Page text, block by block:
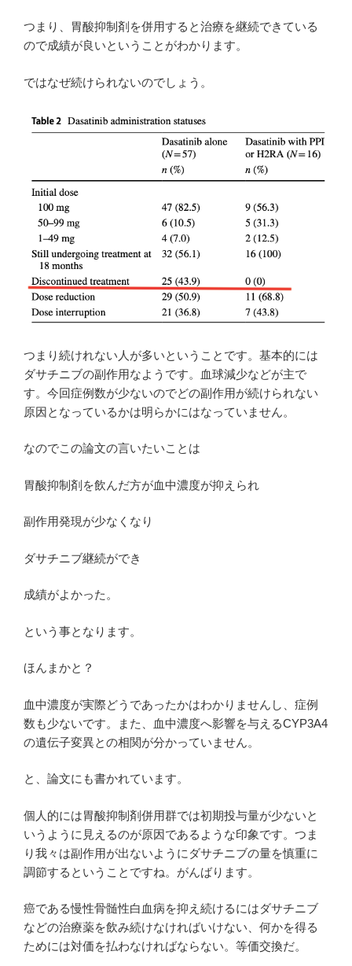
つまり、胃酸抑制剤を併用すると治療を継続できている
ので成績が良いということがわかります。
ではなぜ続けられないのでしょう。
つまり続けれない人が多いということです。基本的には
ダサチニブの副作用なようです。血球減少などが主で
す。今回症例数が少ないのでどの副作用が続けられない
原因となっているかは明らかにはなっていません。
なのでこの論文の言いたいことは
胃酸抑制剤を飲んだ方が血中濃度が抑えられ
副作用発現が少なくなり
ダサチニブ継続ができ
成績がよかった。
という事となります。
ほんまかと？
血中濃度が実際どうであったかはわかりませんし、症例
数も少ないです。また、血中濃度へ影響を与えるCYP3A4
の遺伝子変異との相関が分かっていません。
と、論文にも書かれています。
個人的には胃酸抑制剤併用群では初期投与量が少ないと
いうように見えるのが原因であるような印象です。つま
り我々は副作用が出ないようにダサチニブの量を慎重に
調節するということですね。がんばります。
癌である慢性骨髄性白血病を抑え続けるにはダサチニブ
などの治療薬を飲み続けなければいけない、何かを得る
ためには対価を払わなければならない。等価交換だ。